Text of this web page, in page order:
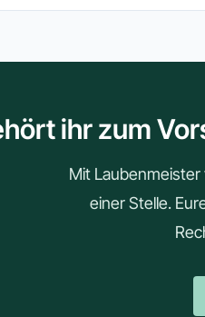
ihr zum
Mit Laubenmeister
einer Stelle.